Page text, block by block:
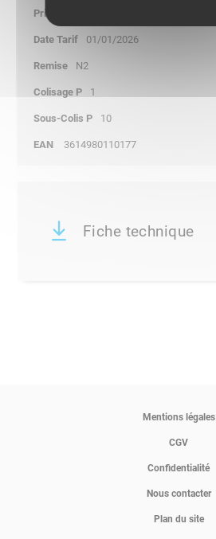
01/01/2026
N2
1
10
3614980110177
Fiche technique
Mentions légales
CGV
Confidentialité
Nous contacter
Plan du site